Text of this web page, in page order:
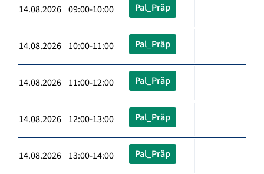
14.08.2026 09:00-10:00 Pal_Präp
14.08.2026 10:00-11:00 Pal_Präp
14.08.2026 11:00-12:00 Pal_Präp
14.08.2026 12:00-13:00 Pal_Präp
14.08.2026 13:00-14:00 Pal_Präp